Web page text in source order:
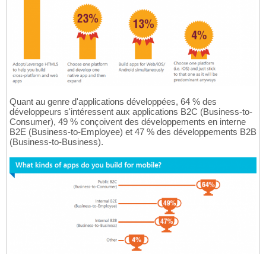
Quant au genre d'applications développées, 64 % des
développeurs s'intéressent aux applications B2C (Business-to-
Consumer), 49 % conçoivent des développements en interne
B2E (Business-to-Employee) et 47 % des développements B2B
(Business-to-Business).